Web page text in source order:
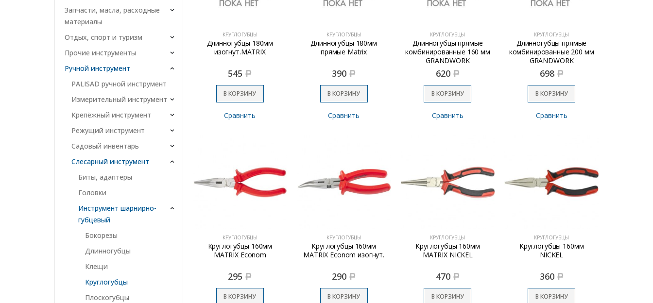
КРУГЛОГУБЦЫ
Длинногубцы 180мм
изогнут.MATRIX
545 Р
В КОРЗИНУ
Сравнить
КРУГЛОГУБЦЫ
Длинногубцы 180мм
прямые Matrix
390 Р
В КОРЗИНУ
Сравнить
КРУГЛОГУБЦЫ
Длинногубцы прямые
комбинированные 160 мм
GRANDWORK
620 Р
В КОРЗИНУ
Сравнить
КРУГЛОГУБЦЫ
Длинногубцы прямые
комбинированные 200 мм
GRANDWORK
698 Р
В КОРЗИНУ
Сравнить
КРУГЛОГУБЦЫ
Круглогубцы 160мм
MATRIX Econom
295 Р
В КОРЗИНУ
КРУГЛОГУБЦЫ
Круглогубцы 160мм
MATRIX Econom изогнут.
290 Р
В КОРЗИНУ
КРУГЛОГУБЦЫ
Круглогубцы 160мм
MATRIX NICKEL
470 Р
В КОРЗИНУ
КРУГЛОГУБЦЫ
Круглогубцы 160мм
NICKEL
360 Р
В КОРЗИНУ
Запчасти, масла, расходные
материалы
Отдых, спорт и туризм
Прочие инструменты
Ручной инструмент
PALISAD ручной инструмент
Измерительный инструмент
Крепёжный инструмент
Режущий инструмент
Садовый инвентарь
Слесарный инструмент
Биты, адаптеры
Головки
Инструмент шарнирно-
губцевый
Бокорезы
Длинногубцы
Клещи
Круглогубцы
Плоскогубцы